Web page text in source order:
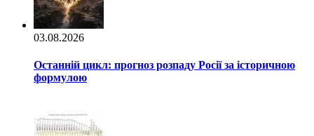
03.08.2026
Останній цикл: прогноз розпаду Росії за історичною
формулою